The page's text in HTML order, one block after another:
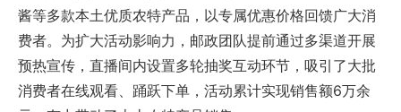
酱等多款本土优质农特产品，以专属优惠价格回馈广大消
费者。为扩大活动影响力，邮政团队提前通过多渠道开展
预热宣传，直播间内设置多轮抽奖互动环节，吸引了大批
消费者在线观看、踊跃下单，活动累计实现销售额6万余